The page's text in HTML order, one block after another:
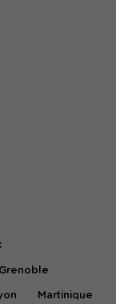
Grenoble
Martinique